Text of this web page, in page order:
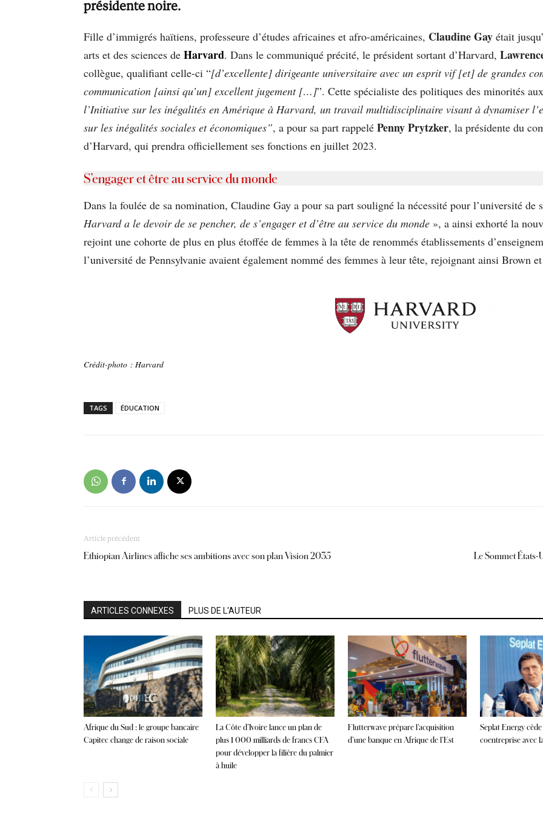
présidente noire.
Fille d’immigrés haïtiens, professeure d’études africaines et afro-américaines, Claudine Gay était
arts et des sciences de Harvard. Dans le communiqué précité, le président sortant d’Harvard,
collègue, qualifiant celle-ci “[d’excellente] dirigeante universitaire avec un esprit vif [et] de grandes
communication [ainsi qu’un] excellent jugement […]”. Cette spécialiste des politiques des minorités
l’Initiative sur les inégalités en Amérique à Harvard, un travail multidisciplinaire visant à dynamiser
sur les inégalités sociales et économiques”, a pour sa part rappelé Penny Prytzker, la présidente du
d’Harvard, qui prendra officiellement ses fonctions en juillet 2023.
S’engager et être au service du monde
Dans la foulée de sa nomination, Claudine Gay a pour sa part souligné la nécessité pour l’université de
Harvard a le devoir de se pencher, de s’engager et d’être au service du monde », a ainsi exhorté la
rejoint une cohorte de plus en plus étoffée de femmes à la tête de renommés établissements
l’université de Pennsylvanie avaient également nommé des femmes à leur tête, rejoignant ainsi Brown
Crédit-photo : Harvard
TAGS ÉDUCATION
Article précédent
Ethiopian Airlines affiche ses ambitions avec son plan Vision 2035
Le Sommet États-
ARTICLES CONNEXES PLUS DE L'AUTEUR
Afrique du Sud : le groupe bancaire
Capitec change de raison sociale
La Côte d’Ivoire lance un plan de
plus 1 000 milliards de francs CFA
pour développer la filière du palmier
à huile
Flutterwave prépare l’acquisition
d’une banque en Afrique de l’Est
Seplat Energy cède
coentreprise avec